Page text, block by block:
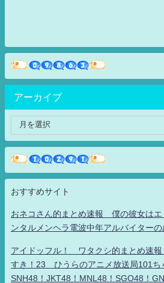
アーカイブ
おすすめサイト
おネコさん的まとめ速報 僕の彼女はエ
ンタルメンヘラ電波中年アルバイター
アイドッフル！ ワタクシ的まとめ速
すき！23 ひうらのアニメ放送局101ち
SNH48！JKT48！MNL48！SGO48！